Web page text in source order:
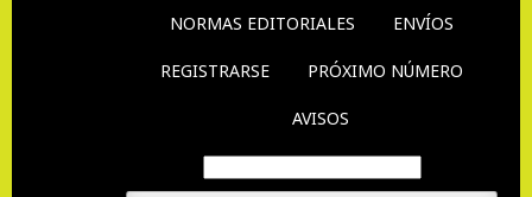
NORMAS EDITORIALES ENVÍOS
REGISTRARSE PRÓXIMO NÚMERO
AVISOS